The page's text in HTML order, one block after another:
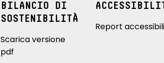
BILANCIO DI
SOSTENIBILITÀ
Scarica versione
pdf
Report